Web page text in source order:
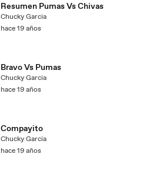
Resumen Pumas Vs Chivas
Chucky Garcia
hace 19 años
Bravo Vs Pumas
Chucky Garcia
hace 19 años
Compayito
Chucky Garcia
hace 19 años